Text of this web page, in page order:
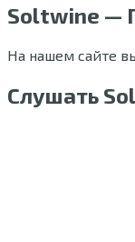
Soltwine —
На нашем сайте
Слушать